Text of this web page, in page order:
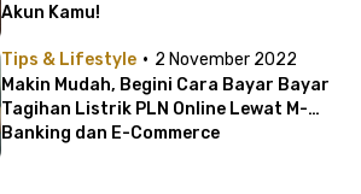
Akun Kamu!
Tips & Lifestyle · 2 November 2022
Makin Mudah, Begini Cara Bayar Bayar
Tagihan Listrik PLN Online Lewat M-
Banking dan E-Commerce